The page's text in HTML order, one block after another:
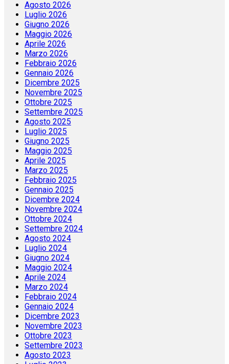
Agosto 2026
Luglio 2026
Giugno 2026
Maggio 2026
Aprile 2026
Marzo 2026
Febbraio 2026
Gennaio 2026
Dicembre 2025
Novembre 2025
Ottobre 2025
Settembre 2025
Agosto 2025
Luglio 2025
Giugno 2025
Maggio 2025
Aprile 2025
Marzo 2025
Febbraio 2025
Gennaio 2025
Dicembre 2024
Novembre 2024
Ottobre 2024
Settembre 2024
Agosto 2024
Luglio 2024
Giugno 2024
Maggio 2024
Aprile 2024
Marzo 2024
Febbraio 2024
Gennaio 2024
Dicembre 2023
Novembre 2023
Ottobre 2023
Settembre 2023
Agosto 2023